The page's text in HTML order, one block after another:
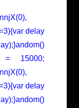
delay
andom()
15000;
delay
andom()